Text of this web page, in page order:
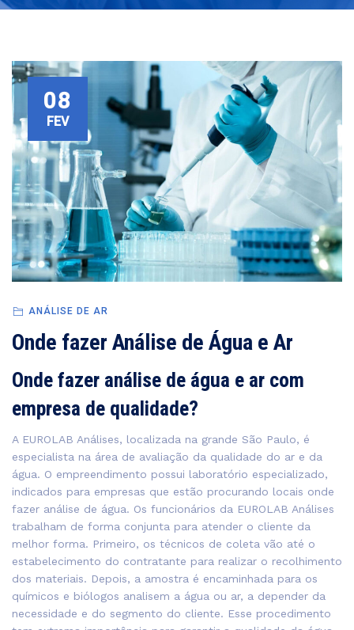
08
FEV
ANÁLISE DE AR
Onde fazer Análise de Água e Ar
Onde fazer análise de água e ar com
empresa de qualidade?
A EUROLAB Análises, localizada na grande São Paulo, é
especialista na área de avaliação da qualidade do ar e da
água. O empreendimento possui laboratório especializado,
indicados para empresas que estão procurando locais onde
fazer análise de água. Os funcionários da EUROLAB Análises
trabalham de forma conjunta para atender o cliente da
melhor forma. Primeiro, os técnicos de coleta vão até o
estabelecimento do contratante para realizar o recolhimento
dos materiais. Depois, a amostra é encaminhada para os
químicos e biólogos analisem a água ou ar, a depender da
necessidade e do segmento do cliente. Esse procedimento